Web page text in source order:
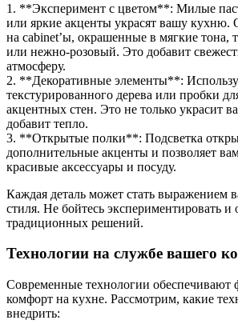
1. **Эксперимент с цветом**: Милые
или яркие акценты украсят вашу кухню.
на cabinet’ы, окрашенные в мягкие тона,
или нежно-розовый. Это добавит
атмосферу.
2. **Декоративные элементы**:
текстурированного дерева или пробки
акцентных стен. Это не только украсит
добавит тепло.
3. **Открытые полки**: Подсветка
дополнительные акценты и позволяет
красивые аксессуары и посуду.
Каждая деталь может стать выражением
стиля. Не бойтесь экспериментировать и
традиционных решений.
Технологии на службе вашего
Современные технологии обеспечивают
комфорт на кухне. Рассмотрим, какие
внедрить: